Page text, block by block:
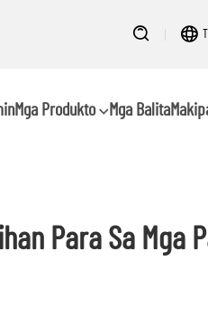
TL
Mga Produkto Mga Balita
Para Sa Mga